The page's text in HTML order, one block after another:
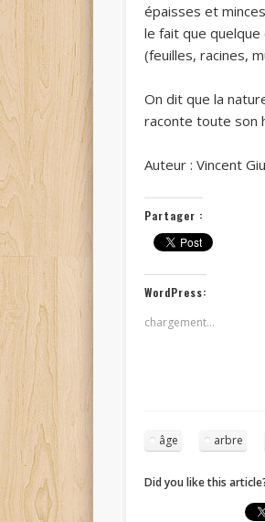
épaisses et
le fait que quelque
(feuilles, racines,
On dit que la
raconte toute son
Auteur : Vincent
Partager :
WordPress:
chargement…
âge arbre
Did you like this